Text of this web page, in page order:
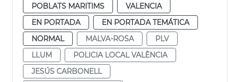
POBLATS MARITIMS
VALENCIA
EN PORTADA
EN PORTADA TEMÁTICA
NORMAL
MALVA-ROSA
PLV
LLUM
POLICIA LOCAL VALÈNCIA
JESÚS CARBONELL